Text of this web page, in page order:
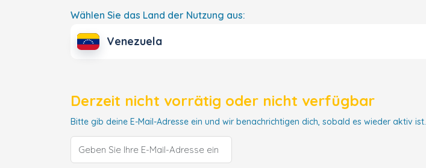
Wählen Sie das Land der Nutzung aus:
Venezuela
Derzeit nicht vorrätig oder nicht verfügbar
Bitte gib deine E-Mail-Adresse ein und wir benachrichtigen dich, sobald es wieder aktiv ist.